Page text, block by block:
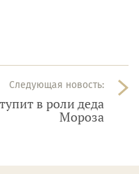
Следующая новость:
в роли деда
Мороза